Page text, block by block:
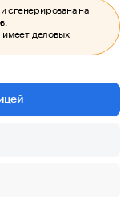
сгенерирована на
имеет деловых